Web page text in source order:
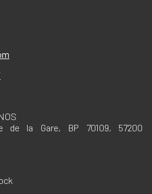
de la Gare, BP 70109, 57200